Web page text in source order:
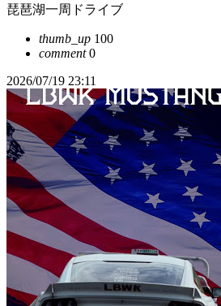
琵琶湖一周ドライブ
thumb_up 100
comment0
2026/07/19 23:11